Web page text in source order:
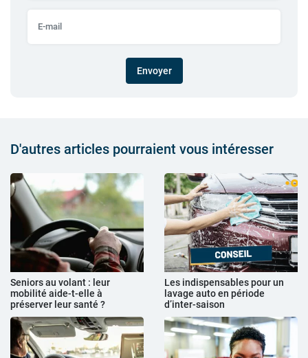
Envoyer
D'autres articles pourraient vous intéresser
Seniors au volant : leur
mobilité aide-t-elle à
préserver leur santé ?
Les indispensables pour un
lavage auto en période
d’inter-saison